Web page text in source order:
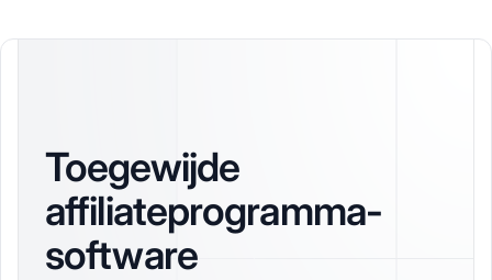
Toegewijde
affiliateprogramma-
software